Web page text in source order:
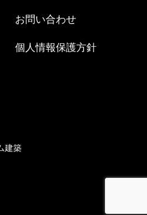
お問い合わせ
個人情報保護方針
建築